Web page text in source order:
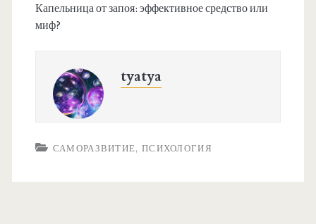
Капельница от запоя: эффективное средство или
миф?
tyatya
САМОРАЗВИТИЕ, ПСИХОЛОГИЯ